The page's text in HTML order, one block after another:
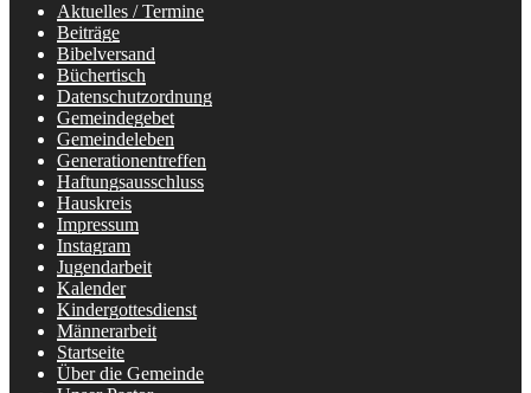
Aktuelles / Termine
Beiträge
Bibelversand
Büchertisch
Datenschutzordnung
Gemeindegebet
Gemeindeleben
Generationentreffen
Haftungsausschluss
Hauskreis
Impressum
Instagram
Jugendarbeit
Kalender
Kindergottesdienst
Männerarbeit
Startseite
Über die Gemeinde